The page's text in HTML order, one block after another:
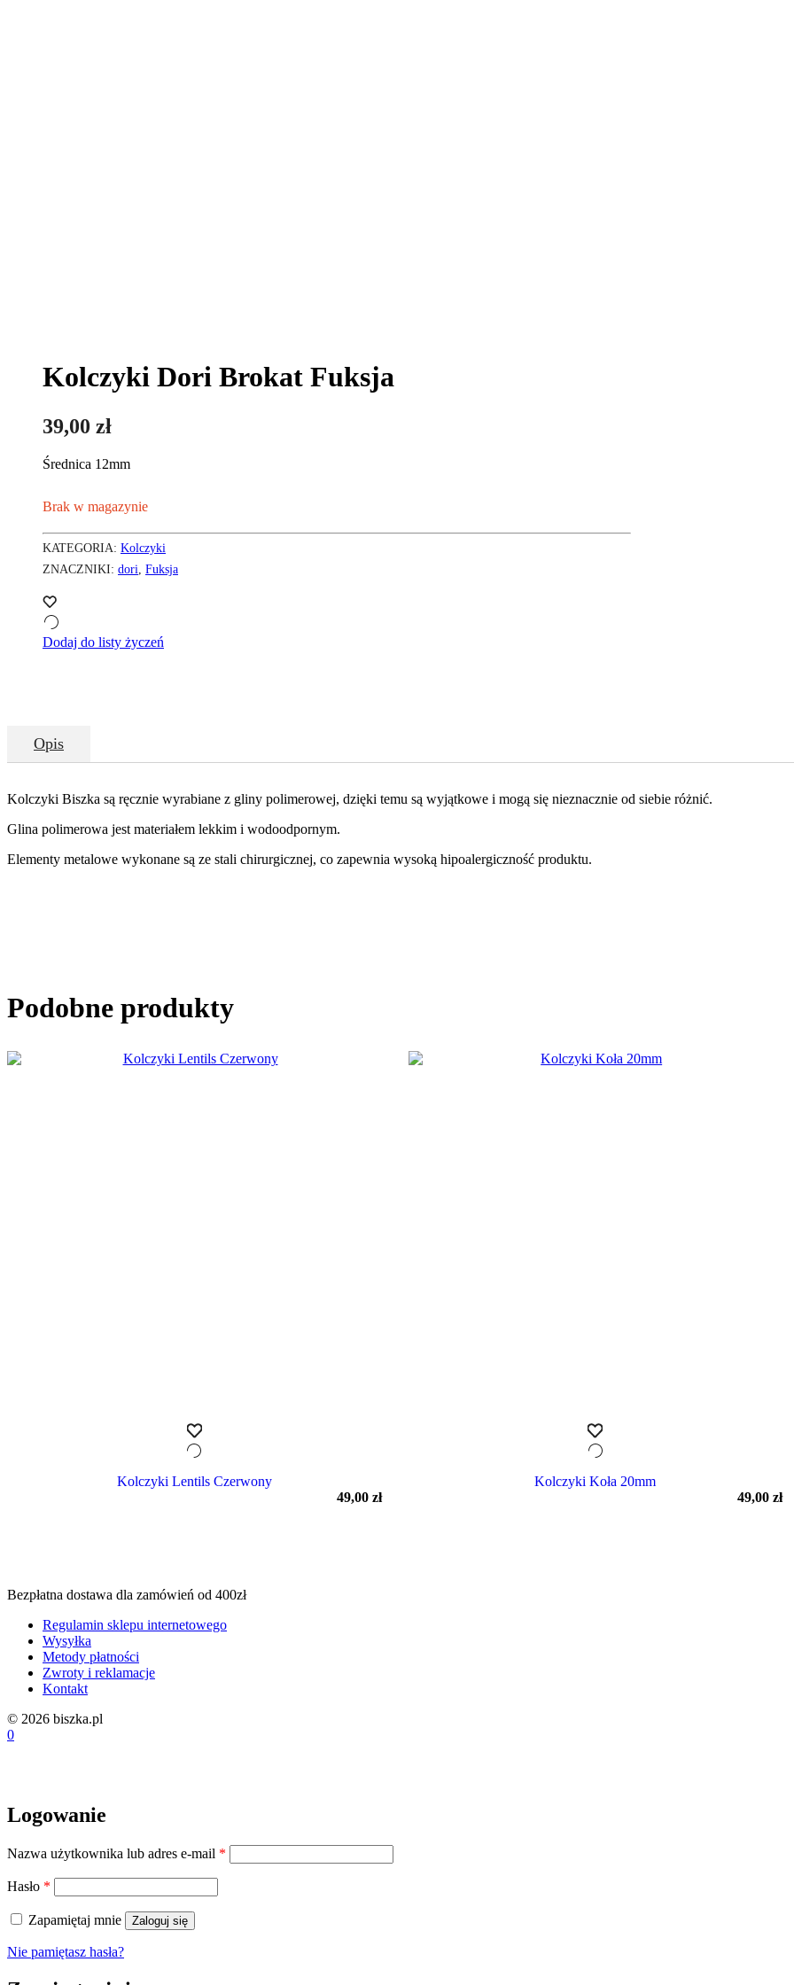
Kolczyki Dori Brokat Fuksja
39,00 zł
Średnica 12mm
Brak w magazynie
KATEGORIA: Kolczyki
ZNACZNIKI: dori, Fuksja
Dodaj do listy życzeń
Opis
Kolczyki Biszka są ręcznie wyrabiane z gliny polimerowej, dzięki temu są wyjątkowe i mogą się nieznacznie od siebie różnić.
Glina polimerowa jest materiałem lekkim i wodoodpornym.
Elementy metalowe wykonane są ze stali chirurgicznej, co zapewnia wysoką hipoalergiczność produktu.
Podobne produkty
Kolczyki Lentils Czerwony
49,00 zł
Kolczyki Koła 20mm
49,00zł
Bezpłatna dostawa dla zamówień od 400zł
Regulamin sklepu internetowego
Wysyłka
Metody płatności
Zwroty i reklamacje
Kontakt
© 2026 biszka.pl
0
Logowanie
Nazwa użytkownika lub adres e-mail *
Hasło *
Zapamiętaj mnie Zaloguj się
Nie pamiętasz hasła?